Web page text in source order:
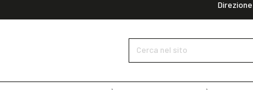
Direzione
Cerca nel sito